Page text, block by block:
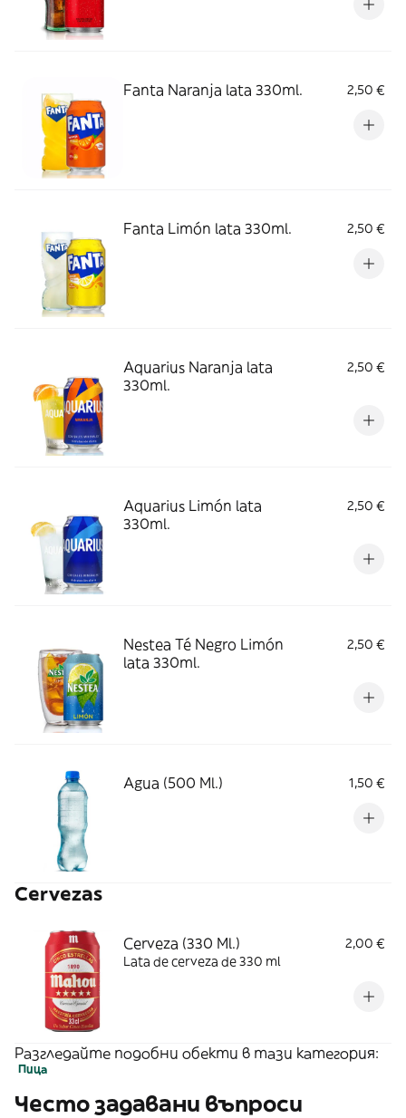
Fanta Naranja lata 330ml. 2,50 €
Fanta Limón lata 330ml. 2,50 €
Aquarius Naranja lata
330ml.
2,50 €
Aquarius Limón lata
330ml.
2,50 €
Nestea Té Negro Limón
lata 330ml.
2,50 €
Agua (500 Ml.) 1,50 €
Cervezas
Cerveza (330 Ml.)
2,00 €
Lata de cerveza de 330 ml
Разгледайте подобни обекти в тази категория:
Пица
Често задавани въпроси